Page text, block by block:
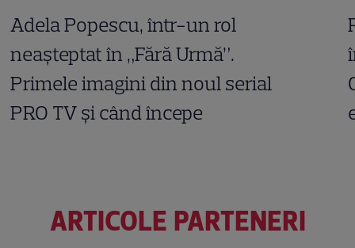
Adela Popescu, într-un rol
neașteptat în „Fără Urmă”.
Primele imagini din noul serial
PRO TV și când începe
ARTICOLE PARTENERI